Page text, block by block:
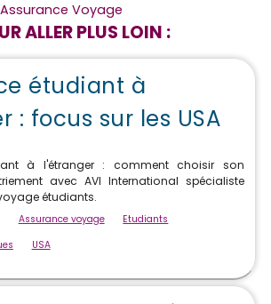
Voyage
ALLER PLUS LOIN :
étudiant à
: focus sur les USA
à l'étranger : comment choisir son
avec AVI International spécialiste
étudiants.
Assurance voyage
Etudiants
USA